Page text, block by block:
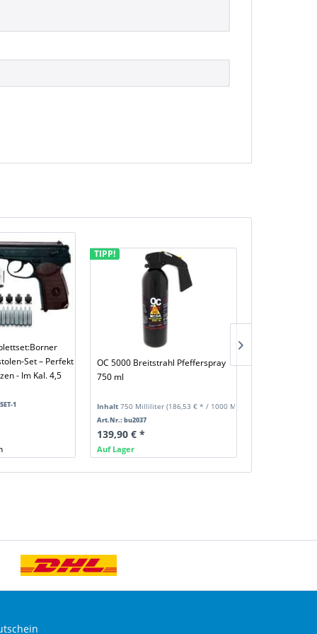
Set – Perfekt
- Im Kal. 4,5
1
TIPP!
OC 5000 Breitstrahl Pfefferspray
750 ml
Inhalt750 Milliliter(186,53 € * / 1000 Milliliter)
Art.Nr.: bu2037
139,90 € *
Auf Lager